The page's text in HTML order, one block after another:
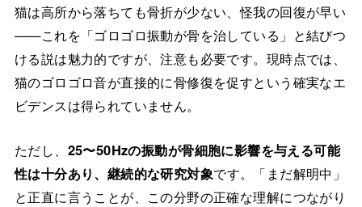
猫は高所から落ちても骨折が少ない、怪我の回復が早い
——これを「ゴロゴロ振動が骨を治している」と結びつ
ける説は魅力的ですが、注意も必要です。現時点では、
猫のゴロゴロ音が直接的に骨修復を促すという確実なエ
ビデンスは得られていません。
ただし、 25〜50Hzの振動が骨細胞に影響を与える可能
性は十分あり、継続的な研究対象です。「まだ解明中」
と正直に言うことが、この分野の正確な理解につながり